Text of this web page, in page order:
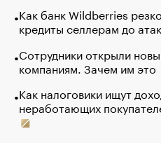
Как банк Wildberries
кредиты селлерам до
Сотрудники открыли
компаниям. Зачем им это
Как налоговики ищут
неработающих